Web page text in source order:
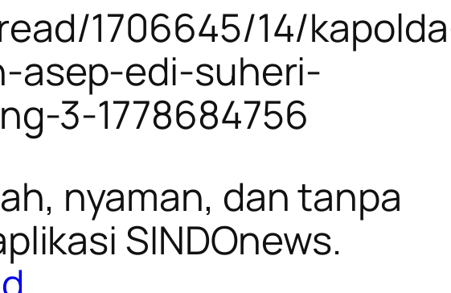
1706645/14/
asep-edi-suheri-
3-1778684756
nyaman, dan tanpa
SINDOnews.